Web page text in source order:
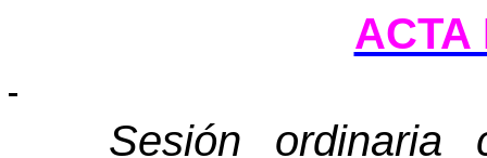
ACTA
Sesión ordinaria